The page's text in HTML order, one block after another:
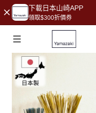
下載日本山崎APP
領取$300折價券